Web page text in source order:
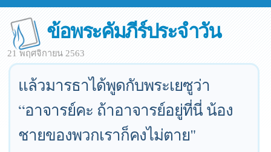
ข้อพระคัมภีร์ประจำวัน
21 พฤศจิกายน 2563
แล้วมารธาได้พูดกับพระเยซูว่า
“อาจารย์คะ ถ้าอาจารย์อยู่ที่นี่ น้อง
ชายของพวกเราก็คงไม่ตาย"